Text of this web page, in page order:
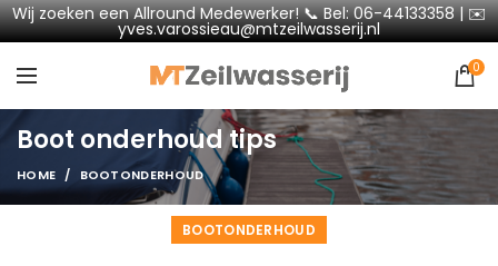
Wij zoeken een Allround Medewerker! 📞 Bel: 06-44133358 | ✉️
yves.varossieau@mtzeilwasserij.nl
0
Boot onderhoud tips
HOME BOOTONDERHOUD
BOOTONDERHOUD